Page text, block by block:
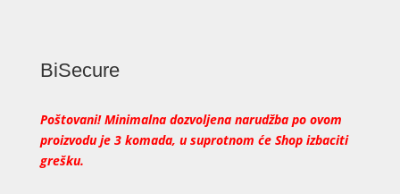
BiSecure
Poštovani! Minimalna dozvoljena narudžba po ovom
proizvodu je 3 komada, u suprotnom će Shop izbaciti
grešku.